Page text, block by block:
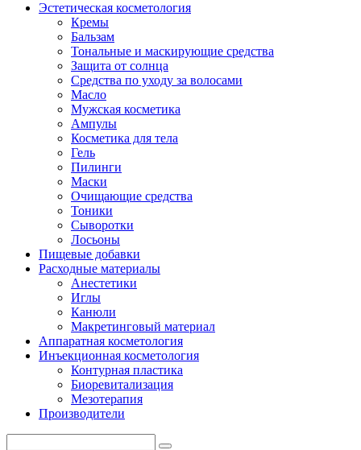
Эстетическая косметология
Кремы
Бальзам
Тональные и маскирующие средства
Защита от солнца
Средства по уходу за волосами
Масло
Мужская косметика
Ампулы
Косметика для тела
Гель
Пилинги
Маски
Очищающие средства
Тоники
Сыворотки
Лосьоны
Пищевые добавки
Расходные материалы
Анестетики
Иглы
Канюли
Макретинговый материал
Аппаратная косметология
Инъекционная косметология
Контурная пластика
Биоревитализация
Мезотерапия
Производители